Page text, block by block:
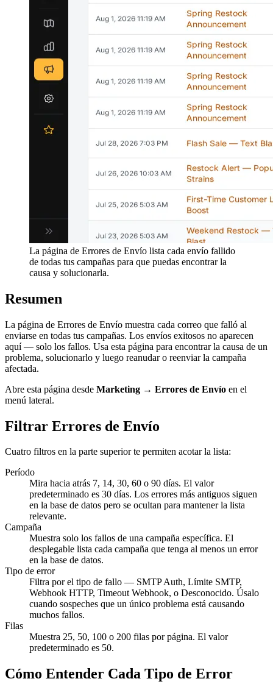
La página de Errores de Envío lista cada envío fallido
de todas tus campañas para que puedas encontrar la
causa y solucionarla.
Resumen
La página de Errores de Envío muestra cada correo que falló al
enviarse en todas tus campañas. Los envíos exitosos no aparecen
aquí — solo los fallos. Usa esta página para encontrar la causa de un
problema, solucionarlo y luego reanudar o reenviar la campaña
afectada.
Abre esta página desde Marketing → Errores de Envío en el
menú lateral.
Filtrar Errores de Envío
Cuatro filtros en la parte superior te permiten acotar la lista:
Período
Mira hacia atrás 7, 14, 30, 60 o 90 días. El valor
predeterminado es 30 días. Los errores más antiguos siguen
en la base de datos pero se ocultan para mantener la lista
relevante.
Campaña
Muestra solo los fallos de una campaña específica. El
desplegable lista cada campaña que tenga al menos un error
en la base de datos.
Tipo de error
Filtra por el tipo de fallo — SMTP Auth, Límite SMTP,
Webhook HTTP, Timeout Webhook, o Desconocido. Úsalo
cuando sospeches que un único problema está causando
muchos fallos.
Filas
Muestra 25, 50, 100 o 200 filas por página. El valor
predeterminado es 50.
Cómo Entender Cada Tipo de Error